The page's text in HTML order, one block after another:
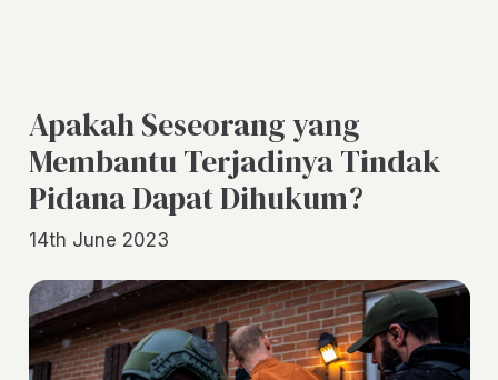
Apakah Seseorang yang
Membantu Terjadinya Tindak
Pidana Dapat Dihukum?
14th June 2023